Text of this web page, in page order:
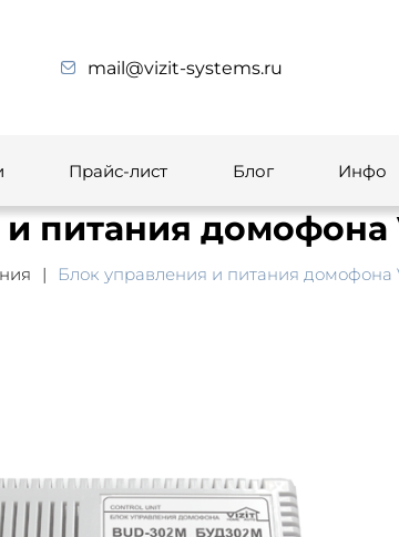
mail@vizit-systems.ru
Прайс-лист Блог Инфо
питания
Блок управления и питания домофона